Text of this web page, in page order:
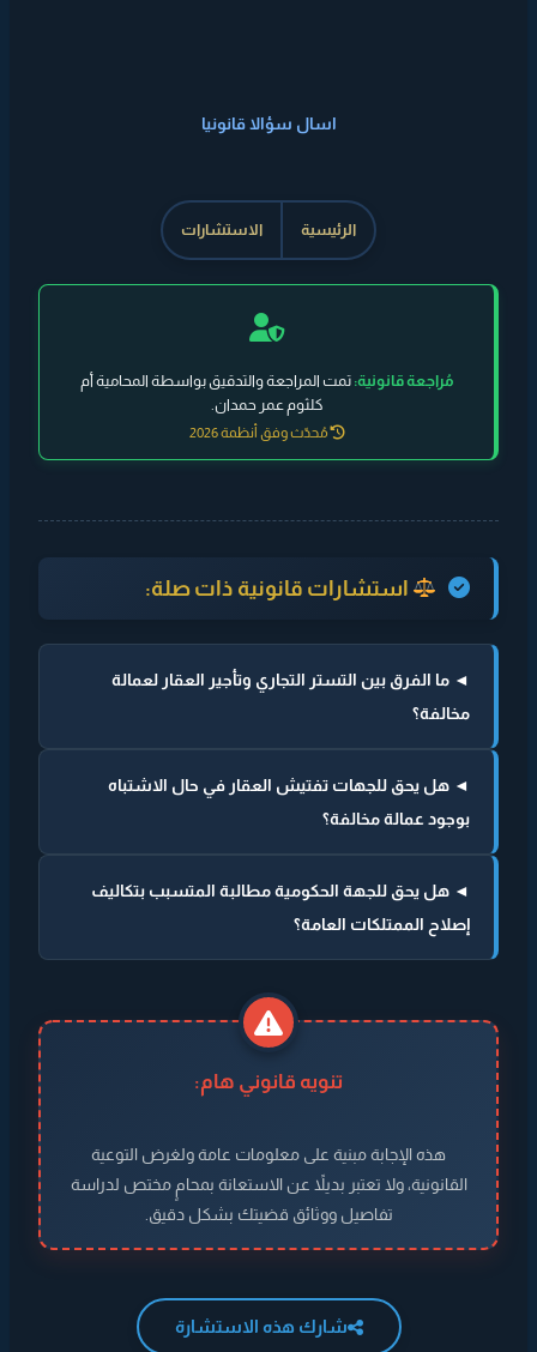
اسال سؤالا قانونيا
الرئيسية الاستشارات
مُراجعة قانونية: تمت المراجعة والتدقيق بواسطة المحامية أم
كلثوم عمر حمدان.
مُحدّث وفق أنظمة 2026
استشارات قانونية ذات صلة:
◄ ما الفرق بين التستر التجاري وتأجير العقار لعمالة
مخالفة؟
◄ هل يحق للجهات تفتيش العقار في حال الاشتباه
بوجود عمالة مخالفة؟
◄ هل يحق للجهة الحكومية مطالبة المتسبب بتكاليف
إصلاح الممتلكات العامة؟
تنويه قانوني هام:
هذه الإجابة مبنية على معلومات عامة ولغرض التوعية
القانونية، ولا تعتبر بديلاً عن الاستعانة بمحامٍ مختص لدراسة
تفاصيل ووثائق قضيتك بشكل دقيق.
شارك هذه الاستشارة